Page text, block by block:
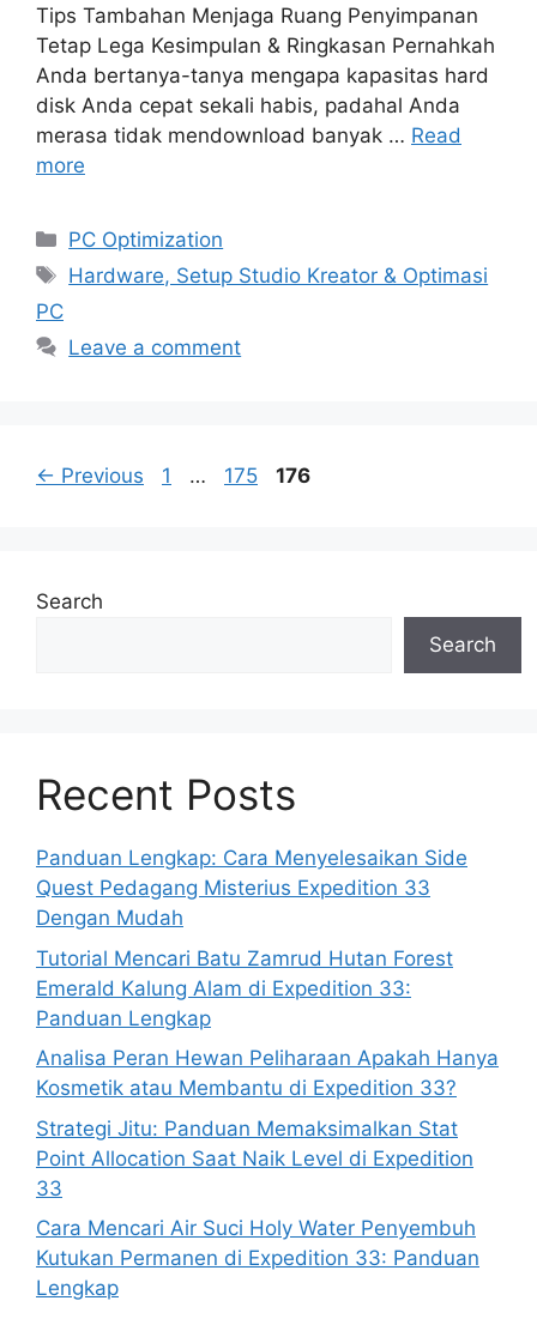
Tips Tambahan Menjaga Ruang Penyimpanan
Tetap Lega Kesimpulan & Ringkasan Pernahkah
Anda bertanya-tanya mengapa kapasitas hard
disk Anda cepat sekali habis, padahal Anda
merasa tidak mendownload banyak … Read
more
Categories
PC Optimization
Tags
Hardware, Setup Studio Kreator & Optimasi
PC
Leave a comment
← Previous Page
1 … Page
175 Page
176
Search
Search
Recent Posts
Panduan Lengkap: Cara Menyelesaikan Side
Quest Pedagang Misterius Expedition 33
Dengan Mudah
Tutorial Mencari Batu Zamrud Hutan Forest
Emerald Kalung Alam di Expedition 33:
Panduan Lengkap
Analisa Peran Hewan Peliharaan Apakah Hanya
Kosmetik atau Membantu di Expedition 33?
Strategi Jitu: Panduan Memaksimalkan Stat
Point Allocation Saat Naik Level di Expedition
33
Cara Mencari Air Suci Holy Water Penyembuh
Kutukan Permanen di Expedition 33: Panduan
Lengkap